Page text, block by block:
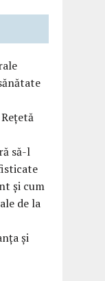
să-l
și cum
de la
și